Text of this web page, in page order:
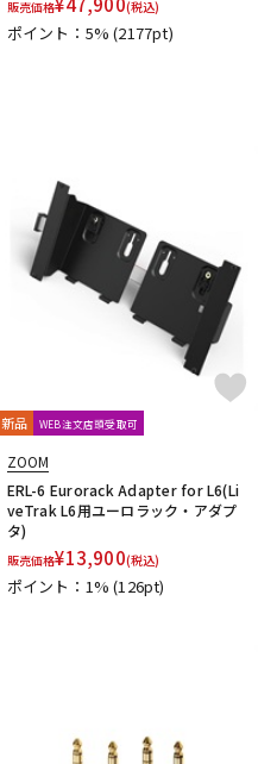
販売価格 (税込)
ポイント：5%(2177pt)
新品 WEB注文店頭受取可
ZOOM
ERL-6 Eurorack Adapter for L6(Li
veTrak L6用ユーロラック・アダプ
タ)
販売価格¥13,900(税込)
ポイント：1%(126pt)